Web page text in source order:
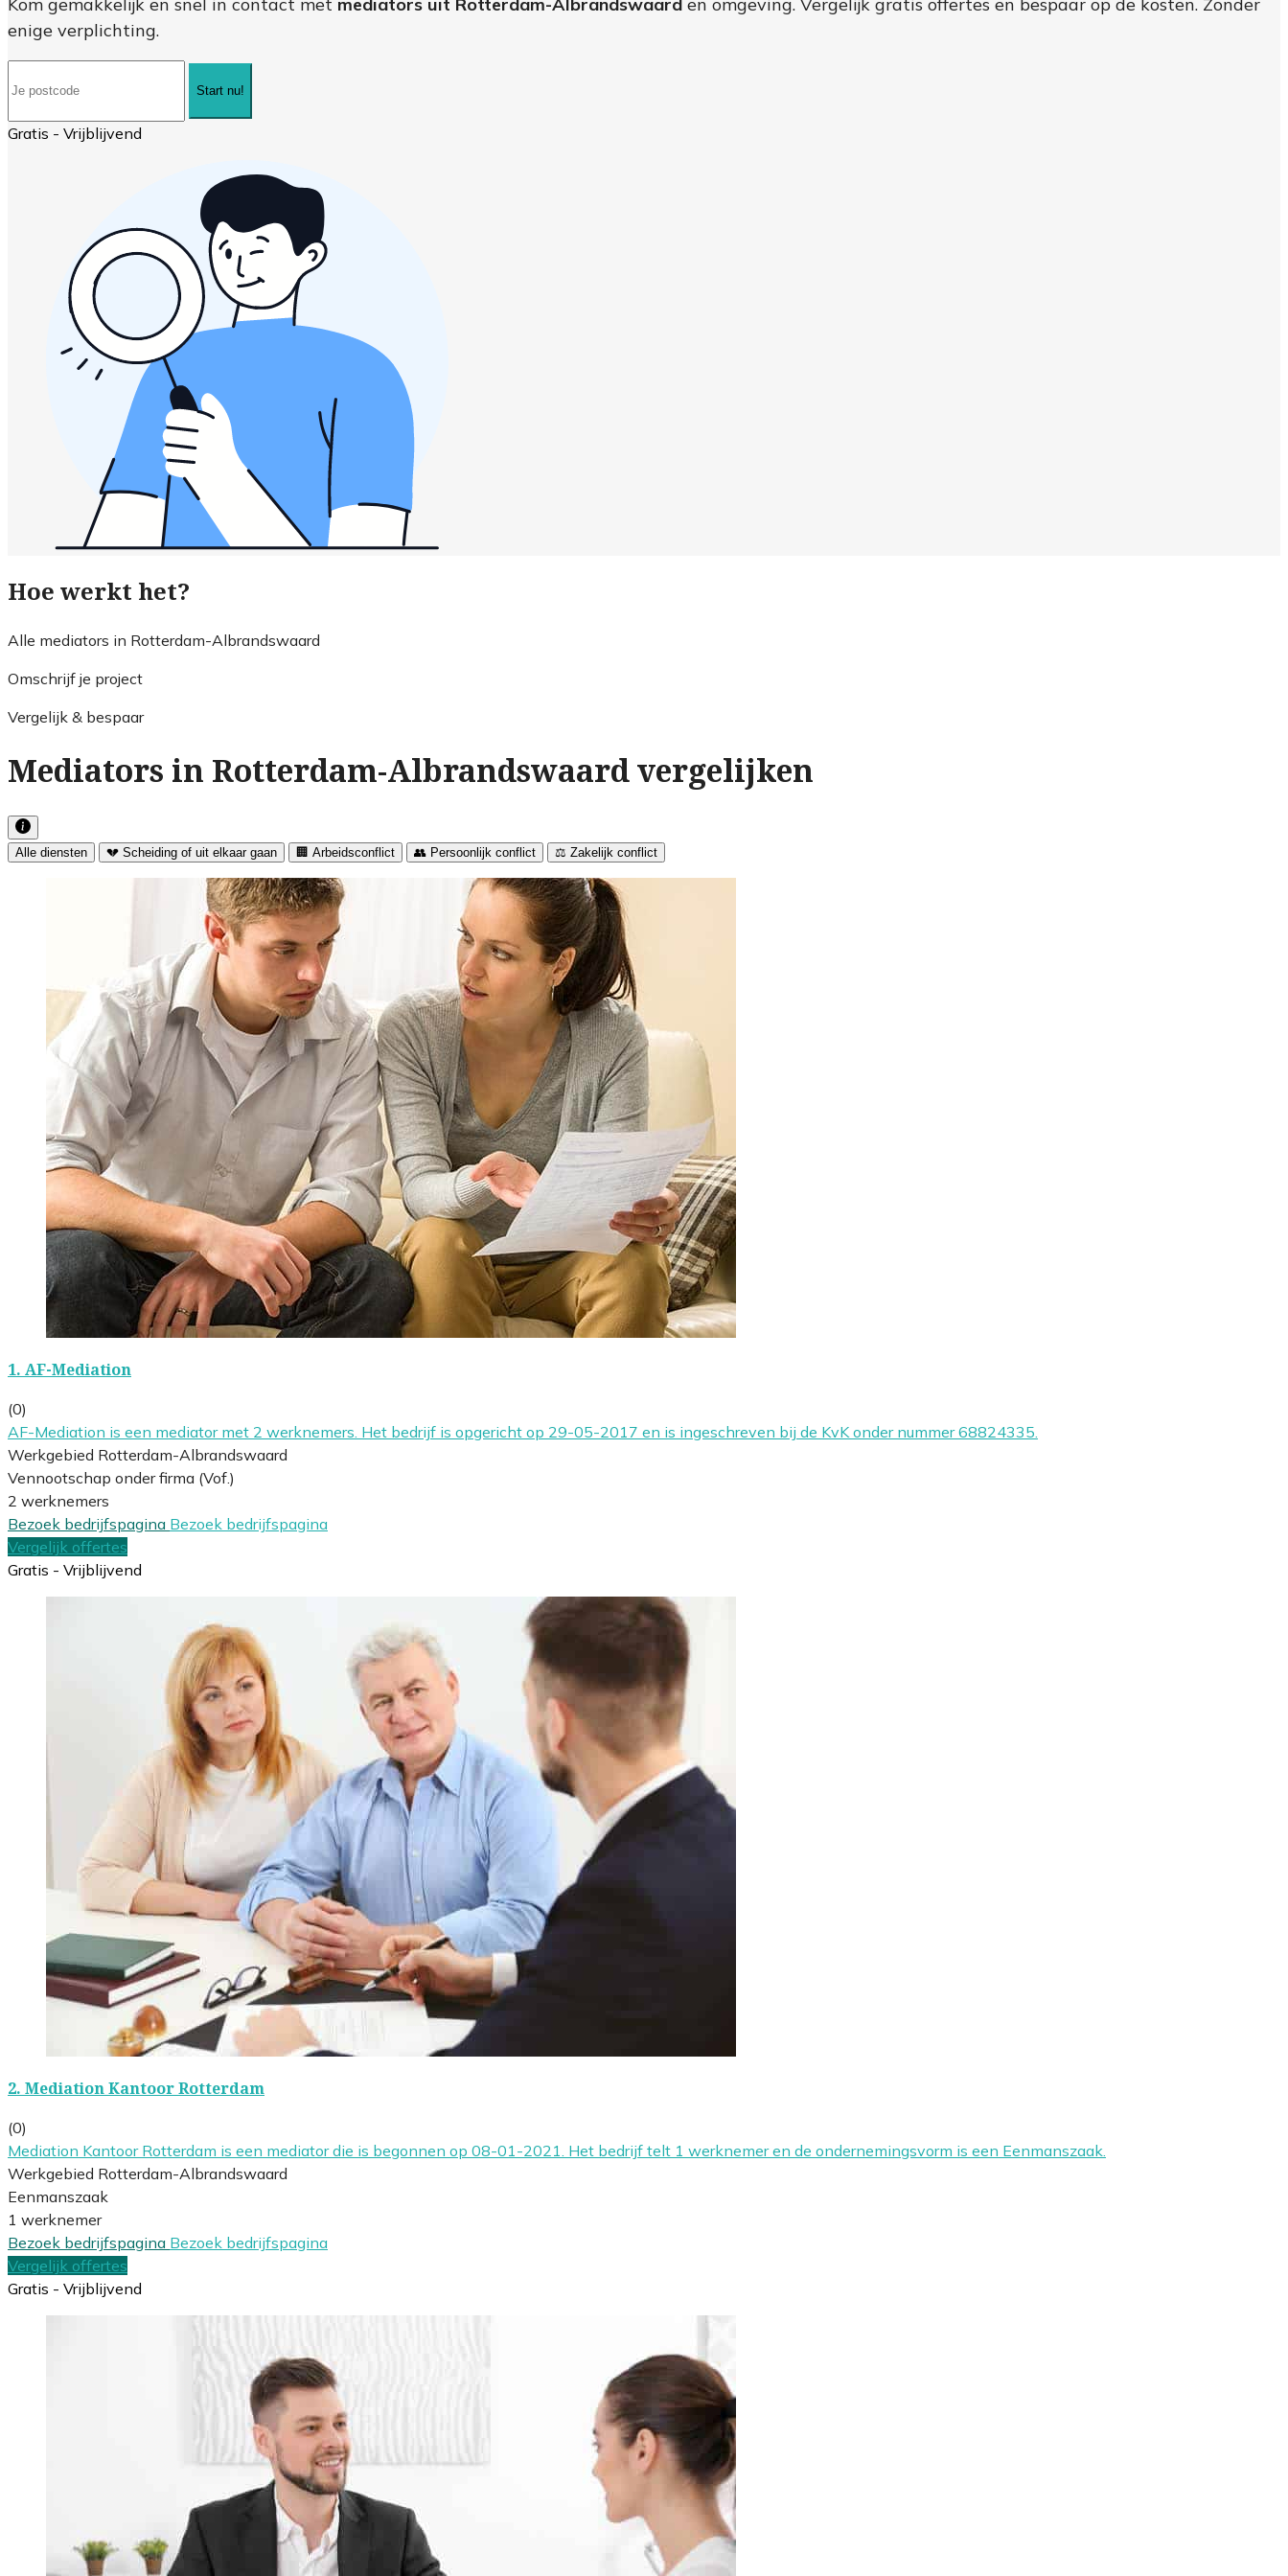
enige verplichting.
Start nu!
Gratis - Vrijblijvend
Hoe werkt het?
Alle mediators in Rotterdam-Albrandswaard
Omschrijf je project
Vergelijk & bespaar
Mediators in Rotterdam-Albrandswaard vergelijken
Alle diensten 💔 Scheiding of uit elkaar gaan 🏢 Arbeidsconflict 👥 Persoonlijk conflict ⚖️ Zakelijk conflict
1. AF-Mediation
(0)
AF-Mediation is een mediator met 2 werknemers. Het bedrijf is opgericht op 29-05-2017 en is ingeschreven bij de KvK onder nummer 68824335.
Werkgebied Rotterdam-Albrandswaard
Vennootschap onder firma (Vof.)
2 werknemers
Bezoek bedrijfspagina Bezoek bedrijfspagina
Vergelijk offertes
Gratis - Vrijblijvend
2. Mediation Kantoor Rotterdam
(0)
Mediation Kantoor Rotterdam is een mediator die is begonnen op 08-01-2021. Het bedrijf telt 1 werknemer en de ondernemingsvorm is een Eenmanszaak.
Werkgebied Rotterdam-Albrandswaard
Eenmanszaak
1 werknemer
Bezoek bedrijfspagina Bezoek bedrijfspagina
Vergelijk offertes
Gratis - Vrijblijvend